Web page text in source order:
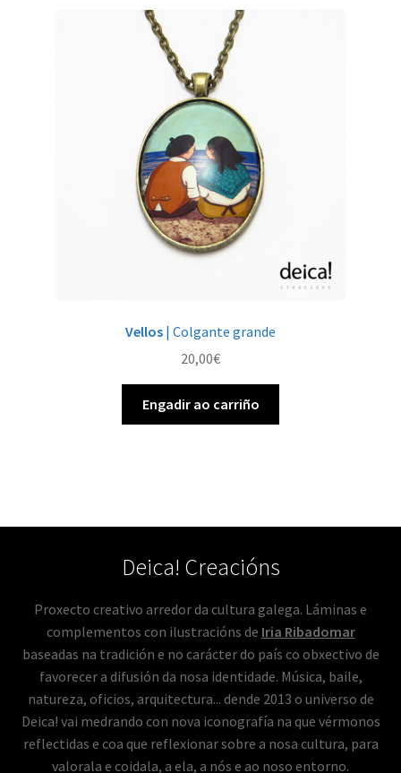
Vellos | Colgante grande
20,00€
Engadir ao carriño
Deica! Creacións
Proxecto creativo arredor da cultura galega. Láminas e
complementos con ilustracións de Iria Ribadomar
baseadas na tradición e no carácter do país co obxectivo de
favorecer a difusión da nosa identidade. Música, baile,
natureza, oficios, arquitectura... dende 2013 o universo de
Deica! vai medrando con nova iconografía na que vérmonos
reflectidas e coa que reflexionar sobre a nosa cultura, para
valorala e coidala, a ela, a nós e ao noso entorno.